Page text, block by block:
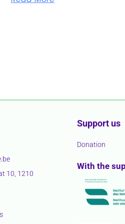
10, 1210
Support us
Donation
With the